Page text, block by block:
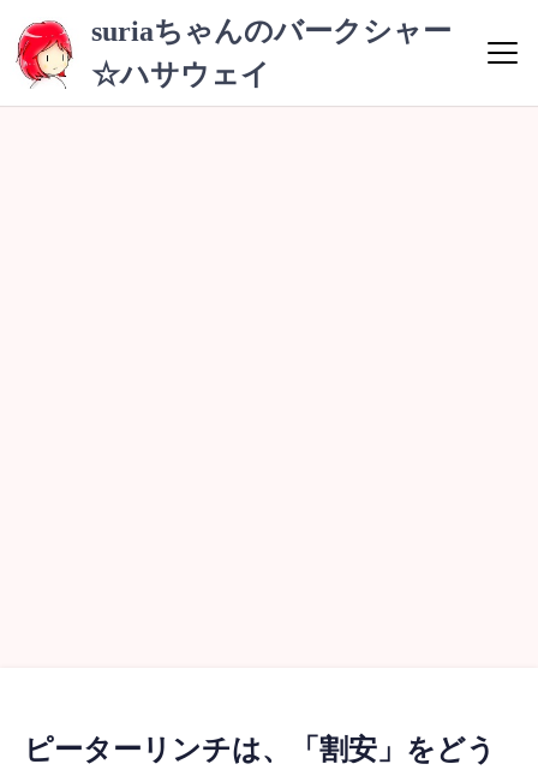
テ
suriaちゃんのバークシャー
☆ハサウェイ
ピーターリンチは、「割安」をどう